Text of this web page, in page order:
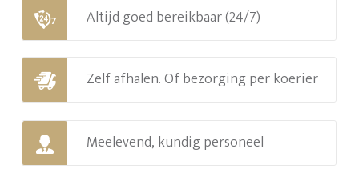
Altijd goed bereikbaar (24/7)
Zelf afhalen. Of bezorging per koerier
Meelevend, kundig personeel